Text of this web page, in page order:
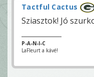
Tactful Cactus
Sziasztok! Jó
P-A-N-I-C
LaFleurt a kávé!